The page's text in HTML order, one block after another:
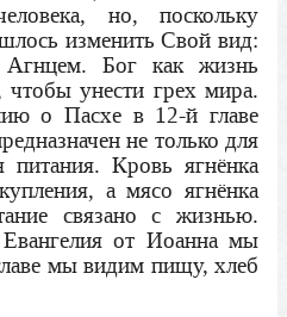
но, поскольку
изменить Свой вид:
Бог как жизнь
унести грех мира.
о Пасхе в 12-й главе
не только для
Кровь ягнёнка
а мясо ягнёнка
связано с жизнью.
от Иоанна мы
мы видим пищу, хлеб